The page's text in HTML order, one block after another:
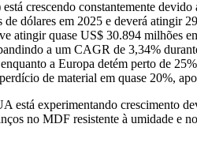
crescendo constantemente
dólares em 2025 e deverá atingir
atingir quase US$ 30.894 milhões
a um CAGR de 3,34%
a Europa detém perto de
de material em quase 20%,
experimentando crescimento
no MDF resistente à umidade e